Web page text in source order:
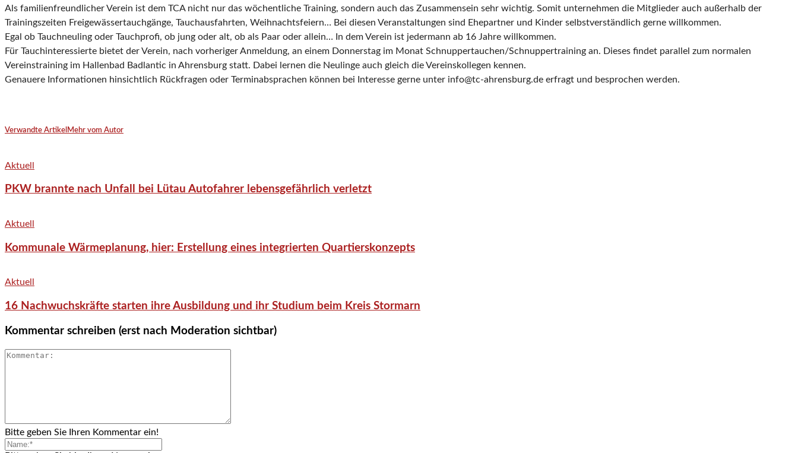
Als familienfreundlicher Verein ist dem TCA nicht nur das wöchentliche Training, sondern auch das Zusammensein sehr wichtig. Somit unternehmen die Mitglieder auch außerhalb der
Trainingszeiten Freigewässertauchgänge, Tauchausfahrten, Weihnachtsfeiern… Bei diesen Veranstaltungen sind Ehepartner und Kinder selbstverständlich gerne willkommen.
Egal ob Tauchneuling oder Tauchprofi, ob jung oder alt, ob als Paar oder allein… In dem Verein ist jedermann ab 16 Jahre willkommen.
Für Tauchinteressierte bietet der Verein, nach vorheriger Anmeldung, an einem Donnerstag im Monat Schnuppertauchen/Schnuppertraining an. Dieses findet parallel zum normalen
Vereinstraining im Hallenbad Badlantic in Ahrensburg statt. Dabei lernen die Neulinge auch gleich die Vereinskollegen kennen.
Genauere Informationen hinsichtlich Rückfragen oder Terminabsprachen können bei Interesse gerne unter info@tc-ahrensburg.de erfragt und besprochen werden.
Verwandte Artikel Mehr vom Autor
Aktuell
PKW brannte nach Unfall bei Lütau Autofahrer lebensgefährlich verletzt
Aktuell
Kommunale Wärmeplanung, hier: Erstellung eines integrierten Quartierskonzepts
Aktuell
16 Nachwuchskräfte starten ihre Ausbildung und ihr Studium beim Kreis Stormarn
Kommentar schreiben (erst nach Moderation sichtbar)
Bitte geben Sie Ihren Kommentar ein!